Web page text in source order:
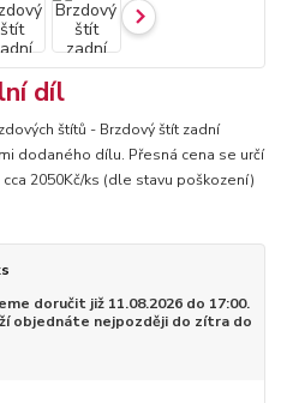
díl
štítů - Brzdový štít zadní
dodaného dílu. Přesná cena se určí
2050Kč/ks (dle stavu poškození)
doručit již 11.08.2026 do 17:00.
objednáte nejpozději do zítra do